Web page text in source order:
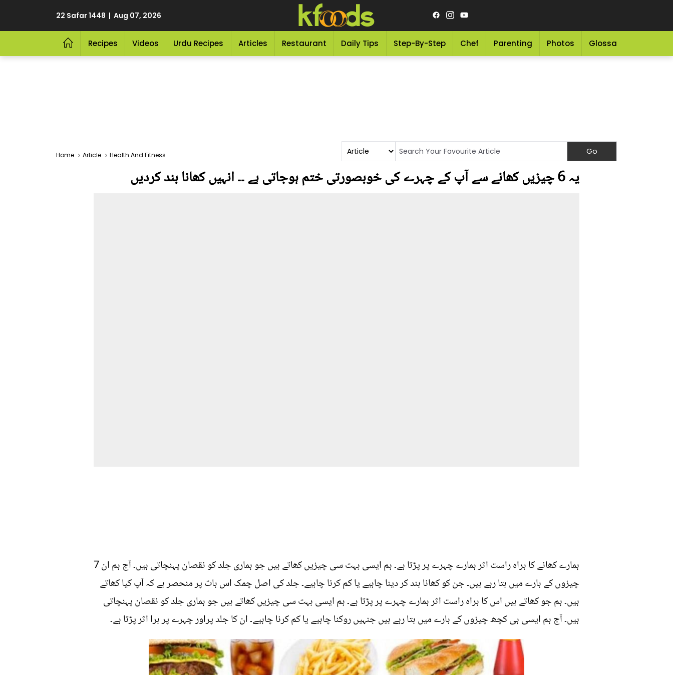
22 Safar 1448 | Aug 07, 2026
Recipes Videos Urdu Recipes Articles Restaurant Daily Tips Step-By-Step Chef Parenting Photos Glossary
Home Article Health And Fitness
یہ 6 چیزیں کھانے سے آپ کے چہرے کی خوبصورتی ختم ہوجاتی ہے ۔۔ انہیں کھانا بند کردیں
ہمارے کھانے کا براہ راست اثر ہمارے چہرے پر پڑتا ہے۔ ہم ایسی بہت سی چیزیں کھاتے ہیں جو ہماری جلد کو نقصان پہنچاتی ہیں۔ آج ہم ان 7
چیزوں کے بارے میں بتا رہے ہیں۔ جن کو کھانا بند کر دینا چاہیے یا کم کرنا چاہیے۔ جلد کی اصل چمک اس بات پر منحصر ہے کہ آپ کیا کھاتے
ہیں۔ ہم جو کھاتے ہیں اس کا براہ راست اثر ہمارے چہرے پر پڑتا ہے۔ ہم ایسی بہت سی چیزیں کھاتے ہیں جو ہماری جلد کو نقصان پہنچاتی
ہیں۔ آج ہم ایسی ہی کچھ چیزوں کے بارے میں بتا رہے ہیں جنہیں روکنا چاہیے یا کم کرنا چاہیے۔ ان کا جلد پراور چہرے پر برا اثر پڑتا ہے۔